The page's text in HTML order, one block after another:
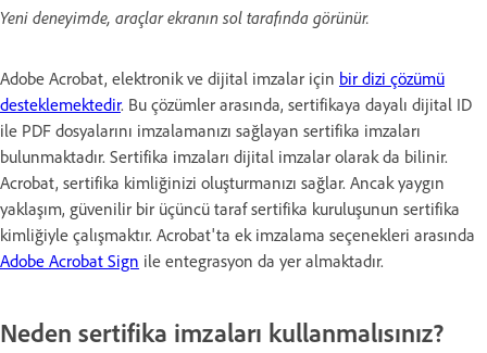
Yeni deneyimde, araçlar ekranın sol tarafında görünür.
Adobe Acrobat, elektronik ve dijital imzalar için bir dizi çözümü
desteklemektedir. Bu çözümler arasında, sertifikaya dayalı dijital ID
ile PDF dosyalarını imzalamanızı sağlayan sertifika imzaları
bulunmaktadır. Sertifika imzaları dijital imzalar olarak da bilinir.
Acrobat, sertifika kimliğinizi oluşturmanızı sağlar. Ancak yaygın
yaklaşım, güvenilir bir üçüncü taraf sertifika kuruluşunun sertifika
kimliğiyle çalışmaktır. Acrobat'ta ek imzalama seçenekleri arasında
Adobe Acrobat Sign ile entegrasyon da yer almaktadır.
Neden sertifika imzaları kullanmalısınız?